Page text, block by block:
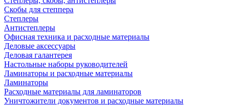
Скобы для степпера
Степлеры
Антистеплеры
Офисная техника и расходные материалы
Деловые аксессуары
Деловая галантерея
Настольные наборы руководителей
Ламинаторы и расходные материалы
Ламинаторы
Расходные материалы для ламинаторов
Уничтожители документов и расходные материалы